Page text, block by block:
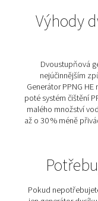
prémiového
dusíku PPNG
sušička,
nádrže na
Systém
předem
dusíku,
Kvalita
odstranila